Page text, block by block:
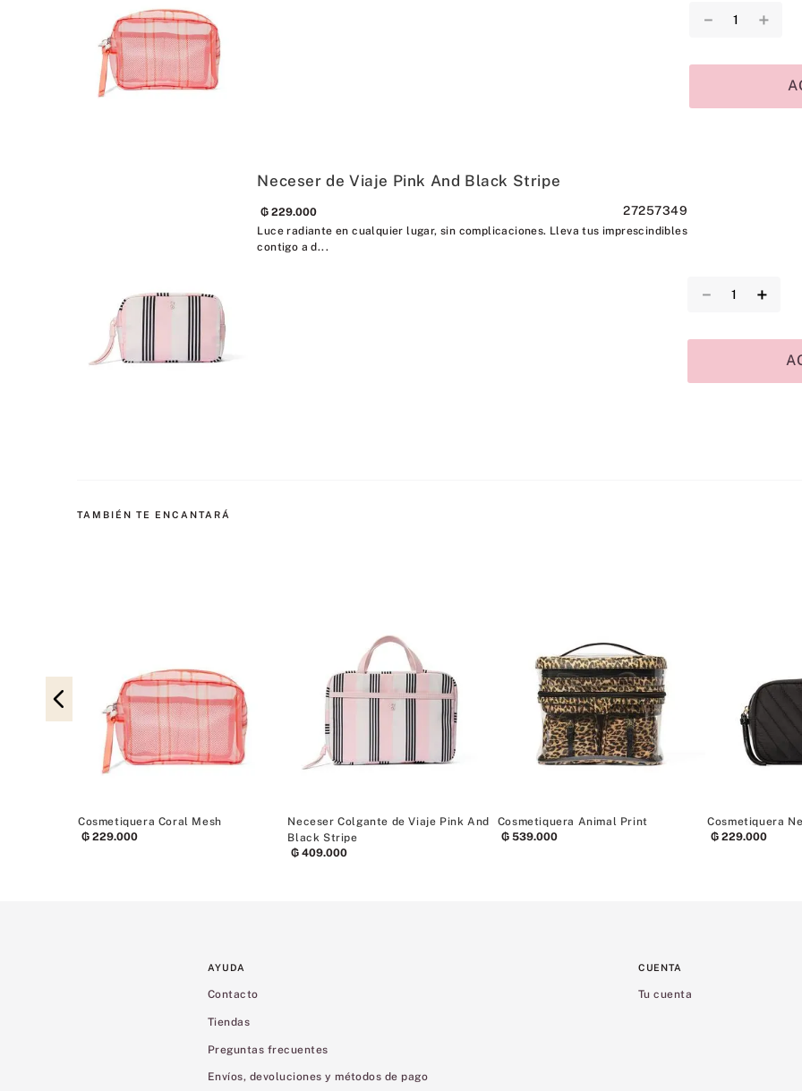
＋
－
Neceser de Viaje Pink And Black Stripe
₲ 229.000 27257349
Luce radiante en cualquier lugar, sin complicaciones. Lleva tus imprescindibles
contigo a d...
＋
－
TAMBIÉN TE ENCANTARÁ
Cosmetiquera Coral Mesh
₲ 229.000
Neceser Colgante de Viaje Pink And
Black Stripe
₲ 409.000
Cosmetiquera Animal Print
₲ 539.000
Cosmetiquera
₲ 229.000
AYUDA
Contacto
Tiendas
Preguntas frecuentes
Envíos, devoluciones y métodos de pago
CUENTA
Tu cuenta